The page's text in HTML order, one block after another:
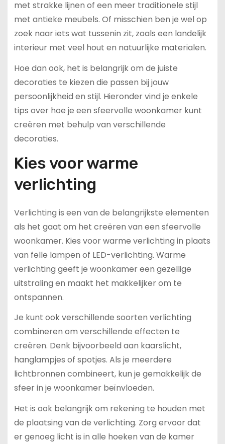
met strakke lijnen of een meer traditionele stijl
met antieke meubels. Of misschien ben je wel op
zoek naar iets wat tussenin zit, zoals een landelijk
interieur met veel hout en natuurlijke materialen.
Hoe dan ook, het is belangrijk om de juiste
decoraties te kiezen die passen bij jouw
persoonlijkheid en stijl. Hieronder vind je enkele
tips over hoe je een sfeervolle woonkamer kunt
creëren met behulp van verschillende
decoraties.
Kies voor warme
verlichting
Verlichting is een van de belangrijkste elementen
als het gaat om het creëren van een sfeervolle
woonkamer. Kies voor warme verlichting in plaats
van felle lampen of LED-verlichting. Warme
verlichting geeft je woonkamer een gezellige
uitstraling en maakt het makkelijker om te
ontspannen.
Je kunt ook verschillende soorten verlichting
combineren om verschillende effecten te
creëren. Denk bijvoorbeeld aan kaarslicht,
hanglampjes of spotjes. Als je meerdere
lichtbronnen combineert, kun je gemakkelijk de
sfeer in je woonkamer beïnvloeden.
Het is ook belangrijk om rekening te houden met
de plaatsing van de verlichting. Zorg ervoor dat
er genoeg licht is in alle hoeken van de kamer